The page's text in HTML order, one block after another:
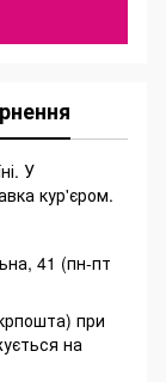
У
кур'єром.
41 (пн-пт
при
на